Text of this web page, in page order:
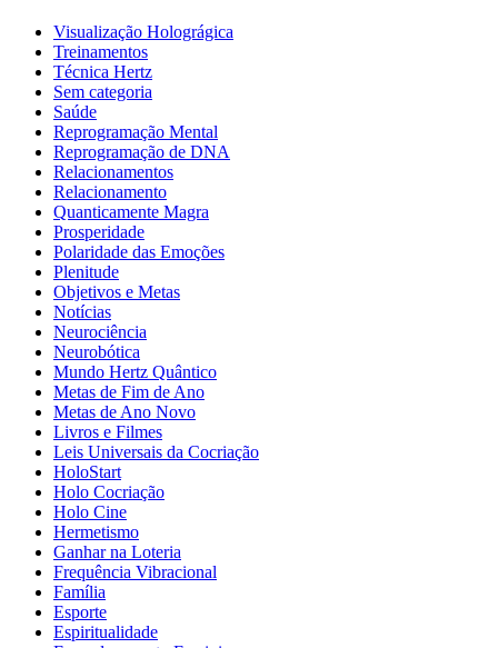
Visualização Holográgica
Treinamentos
Técnica Hertz
Sem categoria
Saúde
Reprogramação Mental
Reprogramação de DNA
Relacionamentos
Relacionamento
Quanticamente Magra
Prosperidade
Polaridade das Emoções
Plenitude
Objetivos e Metas
Notícias
Neurociência
Neurobótica
Mundo Hertz Quântico
Metas de Fim de Ano
Metas de Ano Novo
Livros e Filmes
Leis Universais da Cocriação
HoloStart
Holo Cocriação
Holo Cine
Hermetismo
Ganhar na Loteria
Frequência Vibracional
Família
Esporte
Espiritualidade